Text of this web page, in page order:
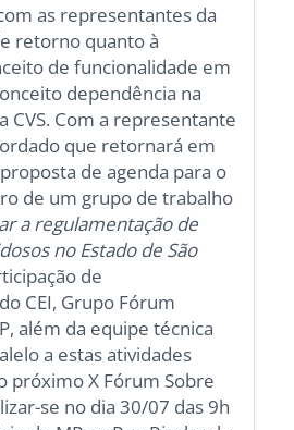
as representantes da
retorno quanto à
de funcionalidade em
dependência na
CVS. Com a representante
que retornará em
de agenda para o
de um grupo de trabalho
a regulamentação de
no Estado de São
de
CEI, Grupo Fórum
além da equipe técnica
a estas atividades
próximo X Fórum Sobre
se no dia 30/07 das 9h